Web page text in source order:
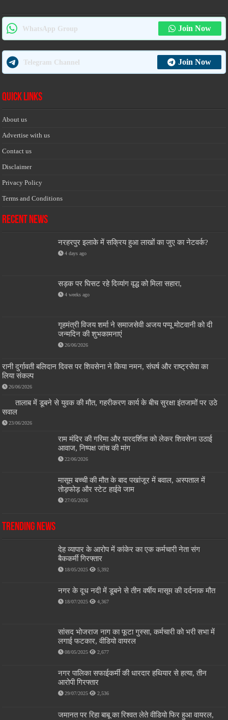
WhatsApp Group Join Now
Telegram Channel Join Now
Quick Links
About us
Advertise with us
Contact us
Disclaimer
Privacy Policy
Terms and Conditions
Recent News
नरहरपुर इलाके में सक्रिय हुआ लाखों का जुए का नेटवर्क?
4 days ago
सड़क पर घिसट रहे दिव्यांग वृद्ध को मिला सहारा,
4 weeks ago
गृहमंत्री विजय शर्मा ने समाजसेवी अजय पप्पू मोटवानी को दी
जन्मदिन की शुभकामनाएं
26/06/2026
रानी दुर्गावती बलिदान दिवस पर शिवसेना ने किया नमन, संघर्ष और राष्ट्रसेवा का
लिया संकल्प
26/06/2026
तालाब में डूबने से युवक की मौत, गहरीकरण कार्य के बीच सुरक्षा इंतजामों पर उठे
सवाल
23/06/2026
राम मंदिर की गरिमा और पारदर्शिता को लेकर शिवसेना उठाई
आवाज, निष्पक्ष जांच की मांग
22/06/2026
मासूम बच्ची की मौत के बाद पखांजूर में बवाल, अस्पताल में
तोड़फोड़ और स्टेट हाईवे जाम
27/05/2026
Trending News
देह व्यापार के आरोप में कांकेर का एक कर्मचारी नेता संग
बैककर्मी गिरफ्तार
18/05/2025 5,392
नगर के दूध नदी में डूबने से तीन वर्षीय मासूम की दर्दनाक मौत
18/07/2025 4,367
सांसद भोजराज नाग का फूटा गुस्सा, कर्मचारी को भरी सभा में
लगाई फटकार, वीडियो वायरल
08/05/2025 2,677
नगर पालिका सफाईकर्मी की धारदार हथियार से हत्या, तीन
आरोपी गिरफ्तार
29/07/2025 2,536
जमानत पर रिहा बाबू का रिश्वत लेते वीडियो फिर हुआ वायरल,